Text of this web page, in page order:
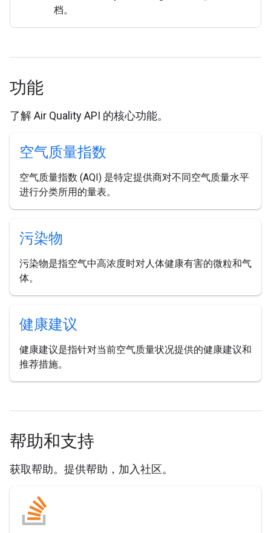
档。
功能
了解 Air Quality API 的核心功能。
空气质量指数
空气质量指数 (AQI) 是特定提供商对不同空气质量水平
进行分类所用的量表。
污染物
污染物是指空气中高浓度时对人体健康有害的微粒和气
体。
健康建议
健康建议是指针对当前空气质量状况提供的健康建议和
推荐措施。
帮助和支持
获取帮助。提供帮助，加入社区。